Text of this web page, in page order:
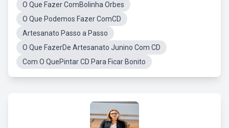
O Que Fazer ComBolinha Orbes
O Que Podemos Fazer ComCD
Artesanato Passo a Passo
O Que FazerDe Artesanato Junino Com CD
Com O QuePintar CD Para Ficar Bonito